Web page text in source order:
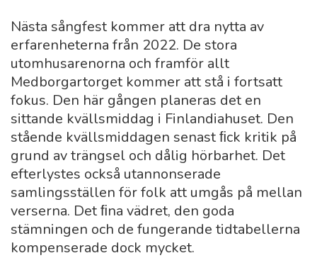
Nästa sångfest kommer att dra nytta av
erfarenheterna från 2022. De stora
utomhusarenorna och framför allt
Medborgartorget kommer att stå i fortsatt
fokus. Den här gången planeras det en
sittande kvällsmiddag i Finlandiahuset. Den
stående kvällsmiddagen senast ﬁck kritik på
grund av trängsel och dålig hörbarhet. Det
efterlystes också utannonserade
samlingsställen för folk att umgås på mellan
verserna. Det ﬁna vädret, den goda
stämningen och de fungerande tidtabellerna
kompenserade dock mycket.